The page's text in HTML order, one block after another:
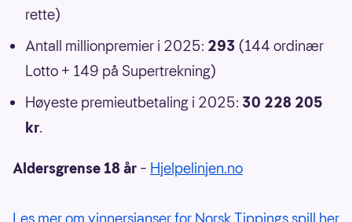
rette)
Antall millionpremier i 2025: 293 (144 ordinær
Lotto + 149 på Supertrekning)
Høyeste premieutbetaling i 2025: 30 228 205
kr.
Aldersgrense 18 år – Hjelpelinjen.no